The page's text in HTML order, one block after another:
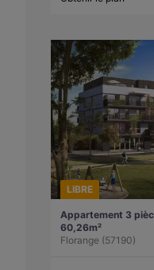
LIBRE
Appartement 3
60,26m²
Florange (57190)